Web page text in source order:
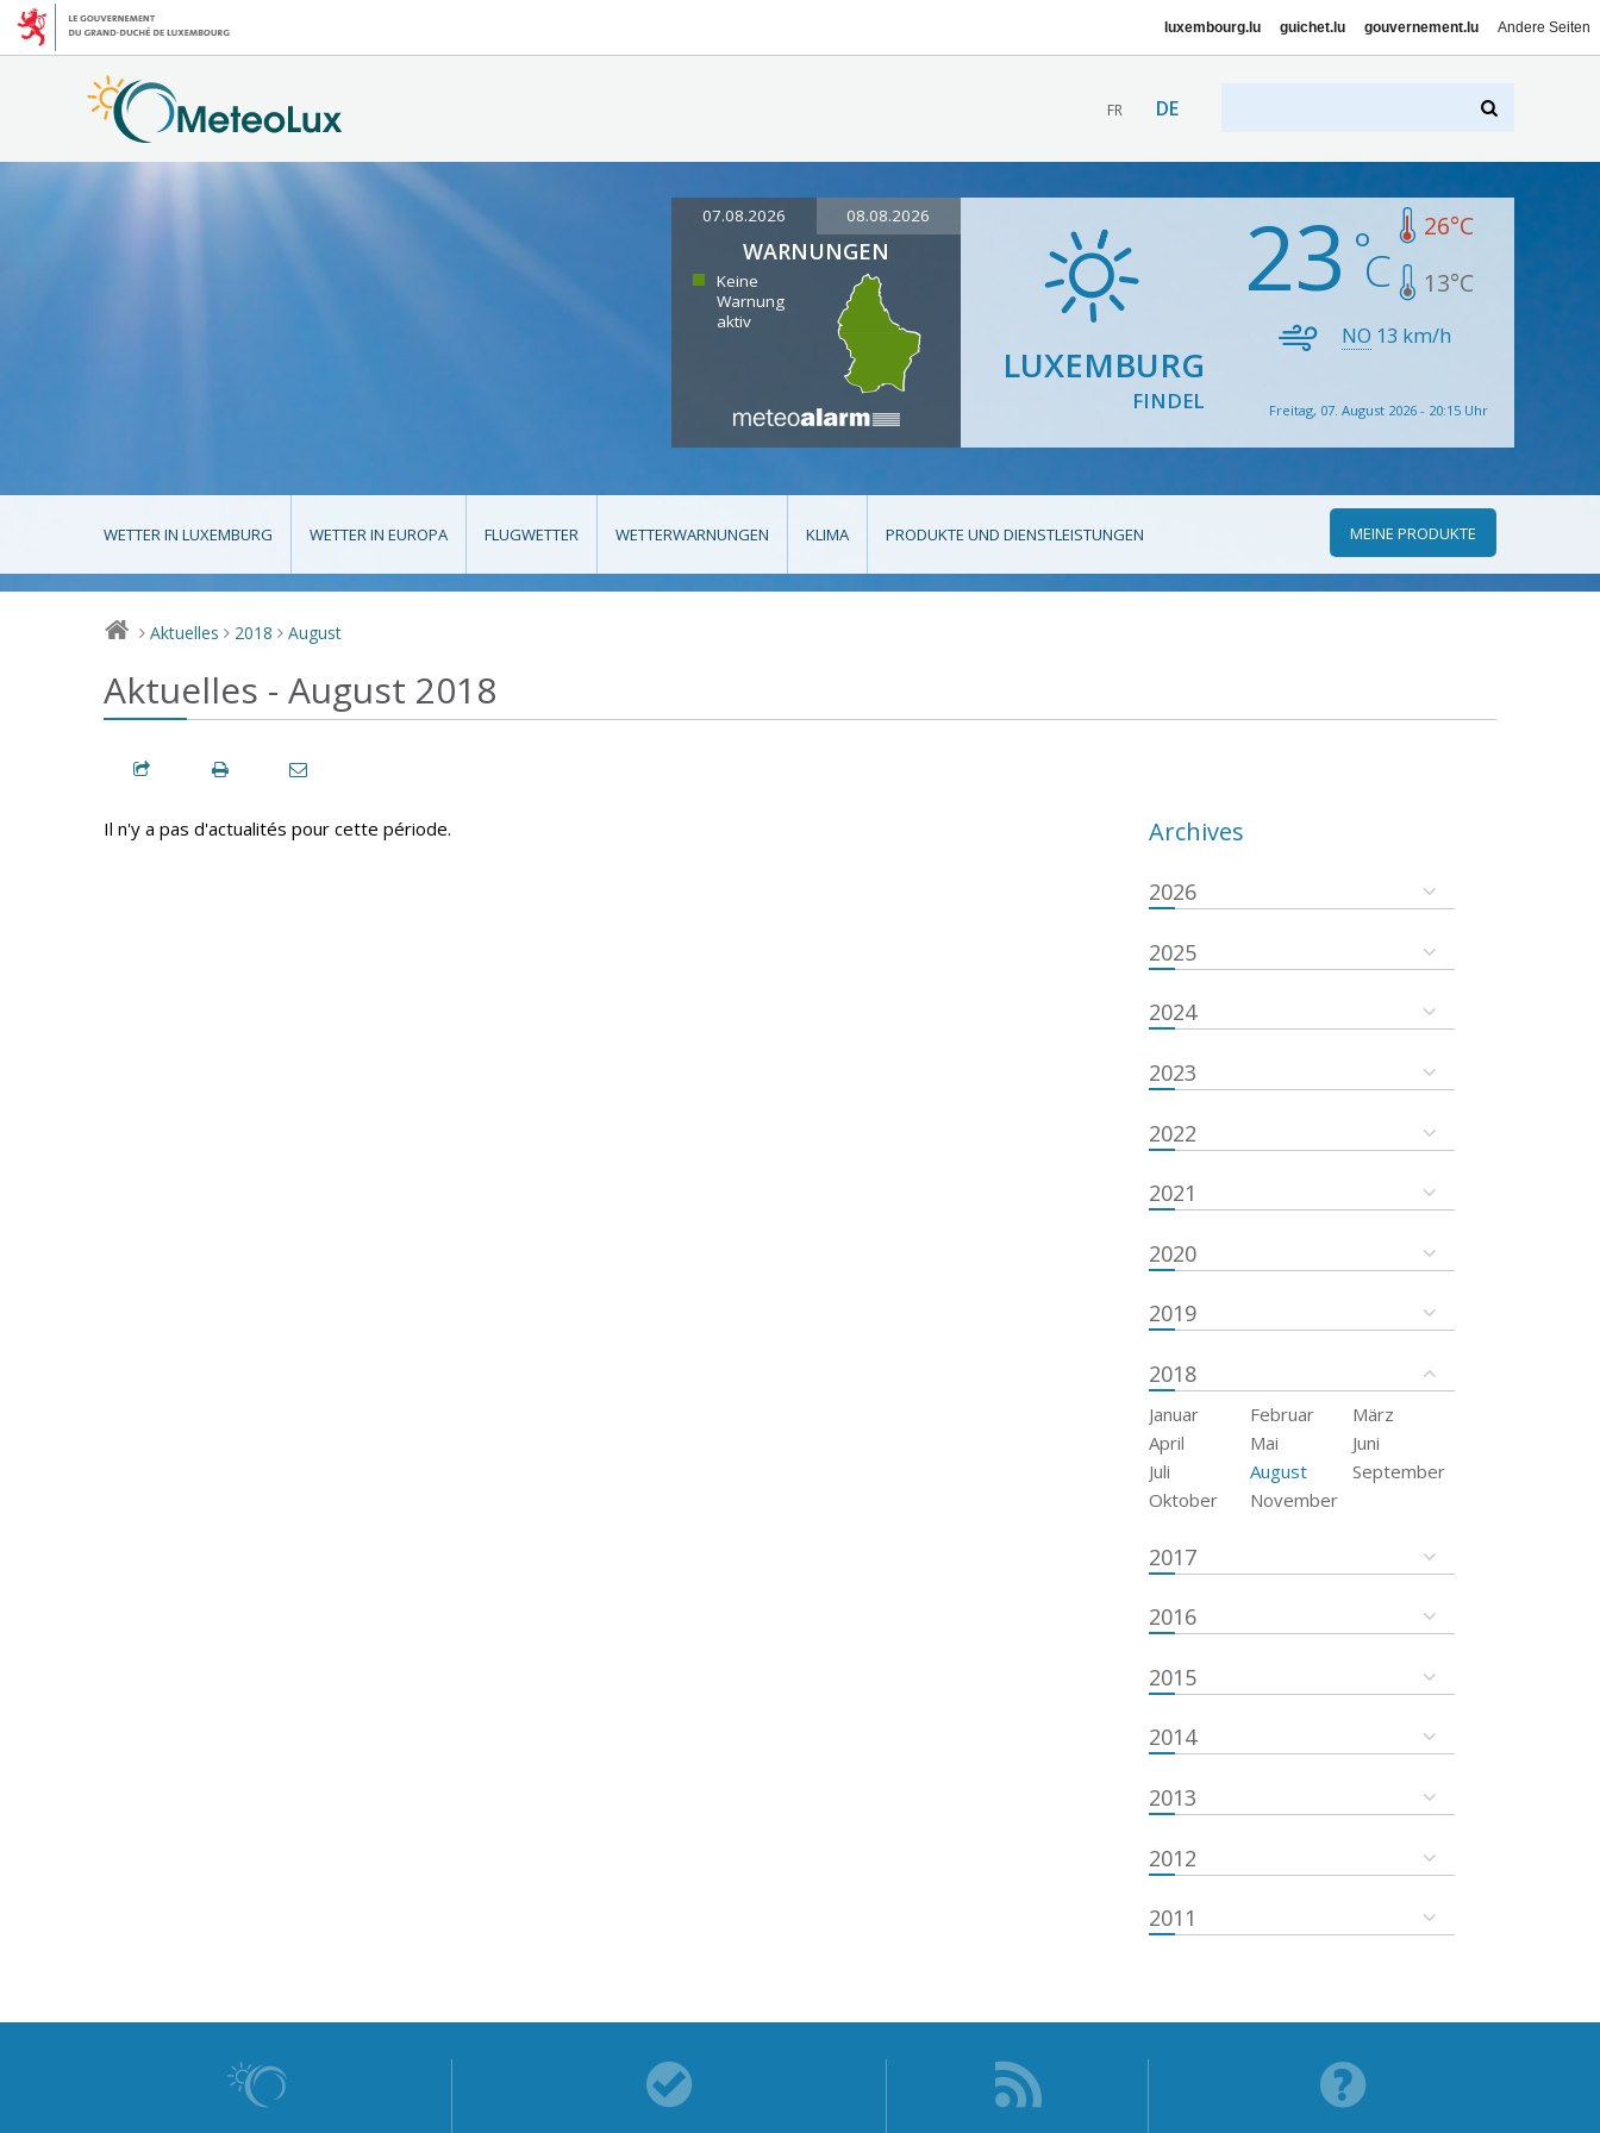
luxembourg.lu guichet.lu gouvernement.lu Andere Seiten
FR DE
07.08.2026 08.08.2026
WARNUNGEN
Keine
Warnung
aktiv
LUXEMBURG
FINDEL
23 26°C
13°C
NO 13 km/h
Freitag, 07. August 2026 - 20:15 Uhr
WETTER IN LUXEMBURG WETTER IN EUROPA FLUGWETTER WETTERWARNUNGEN KLIMA PRODUKTE UND DIENSTLEISTUNGEN MEINE PRODUKTE
> Aktuelles > 2018 > August
Aktuelles - August 2018
Il n'y a pas d'actualités pour cette période. Archives
2026
2025
2024
2023
2022
2021
2020
2019
2018
Januar Februar
März
April
Mai
Juni
Juli
August
September
Oktober
November
2017
2016
2015
2014
2013
2012
2011